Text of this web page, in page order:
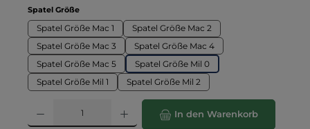
Spatel Größeauswählen
Spatel Größe Mac 1
Spatel Größe Mac 2
Spatel Größe Mac 3
Spatel Größe Mac 4
Spatel Größe Mac 5
Spatel Größe Mil 0
Spatel Größe Mil 1
Spatel Größe Mil 2
Produkt Anzahl: Gib den gewünschten Wert ein oder benutze die
In den Warenkorb